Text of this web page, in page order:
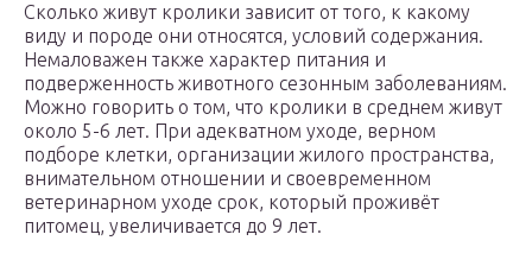
Сколько живут кролики зависит от того, к какому
виду и породе они относятся, условий содержания.
Немаловажен также характер питания и
подверженность животного сезонным заболеваниям.
Можно говорить о том, что кролики в среднем живут
около 5-6 лет. При адекватном уходе, верном
подборе клетки, организации жилого пространства,
внимательном отношении и своевременном
ветеринарном уходе срок, который проживёт
питомец, увеличивается до 9 лет.